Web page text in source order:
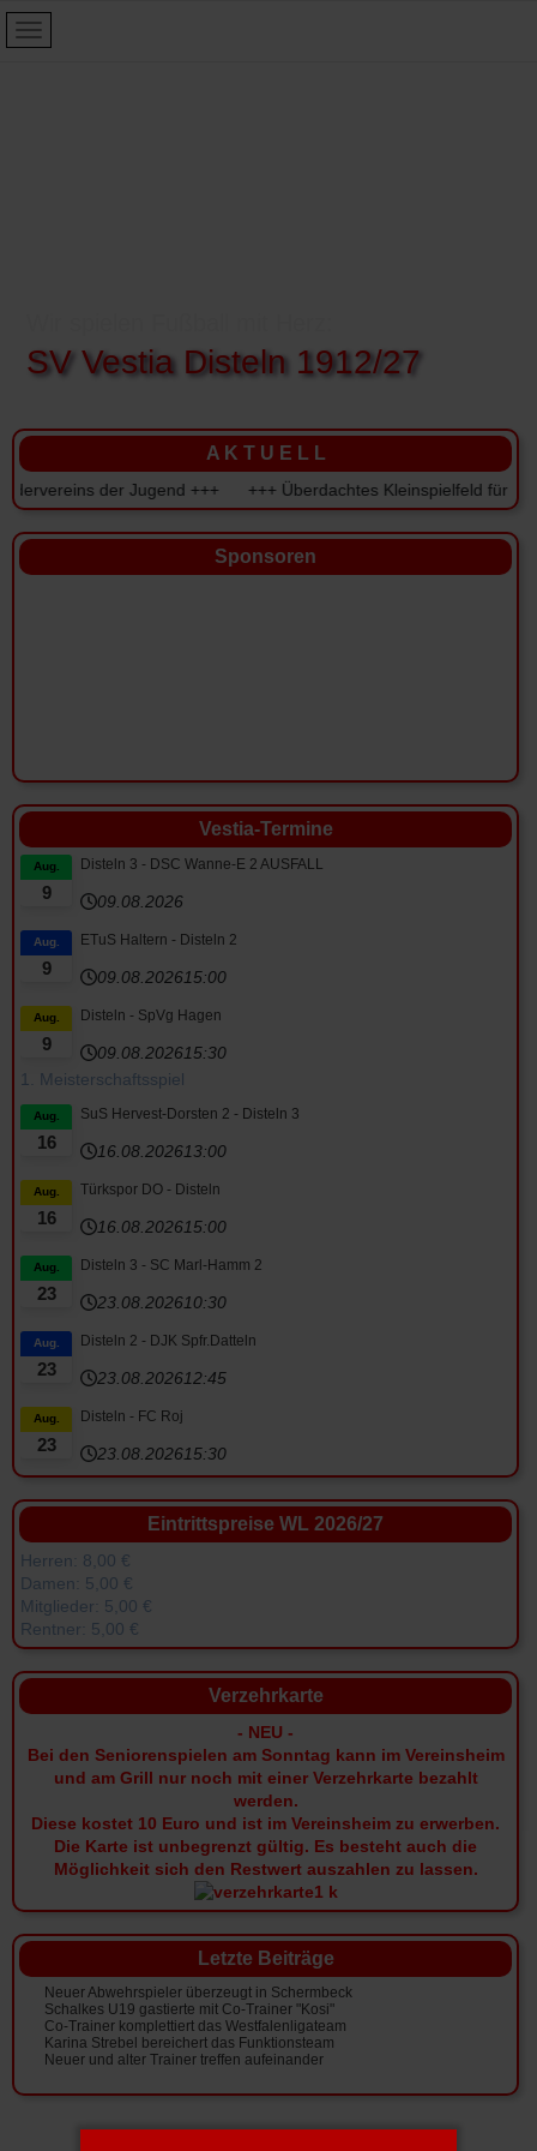
SV Vestia Disteln 1912/27
A K T U E L L
der Jugend +++ +++ Überdachtes Kleinspielfeld für den
Sponsoren
Vestia-Termine
9
Aug. Disteln 3 - DSC Wanne-E 2 AUSFALL
09.08.2026
9
Aug. ETuS Haltern - Disteln 2
09.08.202615:00
9
Aug. Disteln - SpVg Hagen
09.08.202615:30
1. Meisterschaftsspiel
16
Aug. SuS Hervest-Dorsten 2 - Disteln 3
16.08.202613:00
16
Aug. Türkspor DO - Disteln
16.08.202615:00
23
Aug. Disteln 3 - SC Marl-Hamm 2
23.08.202610:30
23
Aug. Disteln 2 - DJK Spfr.Datteln
23.08.202612:45
23
Aug. Disteln - FC Roj
23.08.202615:30
Eintrittspreise WL 2026/27
Herren: 8,00 €
Damen: 5,00 €
Mitglieder: 5,00 €
Rentner: 5,00 €
Verzehrkarte
- NEU -
Bei den Seniorenspielen am Sonntag kann im Vereinsheim
und am Grill nur noch mit einer Verzehrkarte bezahlt
werden.
Diese kostet 10 Euro und ist im Vereinsheim zu erwerben.
Die Karte ist unbegrenzt gültig. Es besteht auch die
Möglichkeit sich den Restwert auszahlen zu lassen.
Letzte Beiträge
Neuer Abwehrspieler überzeugt in Schermbeck
Schalkes U19 gastierte mit Co-Trainer "Kosi"
Co-Trainer komplettiert das Westfalenligateam
Karina Strebel bereichert das Funktionsteam
Neuer und alter Trainer treffen aufeinander